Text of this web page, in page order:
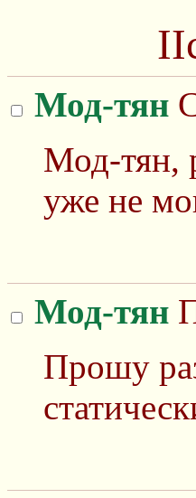
Мод-тян
Мод-тян,
уже не
Мод-тян
Прошу